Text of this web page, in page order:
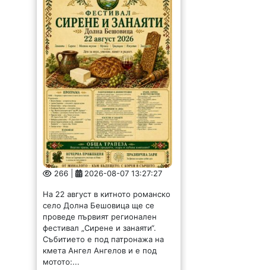
266 | 2026-08-07 13:27:27
На 22 август в китното романско
село Долна Бешовица ще се
проведе първият регионален
фестивал „Сирене и занаяти“.
Събитието е под патронажа на
кмета Ангел Ангелов и е под